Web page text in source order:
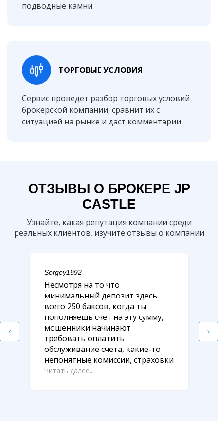
подводные камни
ТОРГОВЫЕ УСЛОВИЯ
Сервис проведет разбор торговых условий
брокерской компании, сравнит их с
ситуацией на рынке и даст комментарии
ОТЗЫВЫ О БРОКЕРЕ JP
CASTLE
Узнайте, какая репутация компании среди
реальных клиентов, изучите отзывы о компании
Sergey1992
Несмотря на то что
минимальный депозит здесь
всего 250 баксов, когда ты
пополняешь счет на эту сумму,
мошенники начинают
требовать оплатить
обслуживание счета, какие-то
непонятные комиссии, страховки
Читать далее...